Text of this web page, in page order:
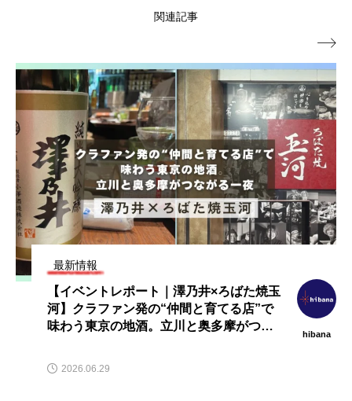
関連記事
最新情報
【イベントレポート｜澤乃井×ろばた焼玉
河】クラファン発の“仲間と育てる店”で
味わう東京の地酒。立川と奥多摩がつな
hibana
2026.06.29
